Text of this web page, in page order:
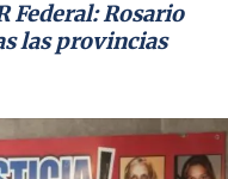
Federal: Rosario
las provincias